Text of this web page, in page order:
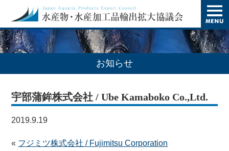
t
o
g
g
l
e
a
お知らせ
宇部蒲鉾株式会社 / Ube Kamaboko Co.,Ltd.
2019.9.19
« フジミツ株式会社 / Fujimitsu Corporation